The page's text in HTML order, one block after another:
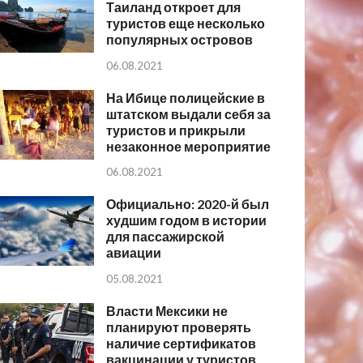
Таиланд откроет для
туристов еще несколько
популярных островов
06.08.2021
На Ибице полицейские в
штатском выдали себя за
туристов и прикрыли
незаконное мероприятие
06.08.2021
Официально: 2020-й был
худшим годом в истории
для пассажирской
авиации
05.08.2021
Власти Мексики не
планируют проверять
наличие сертификатов
вакцинации у туристов